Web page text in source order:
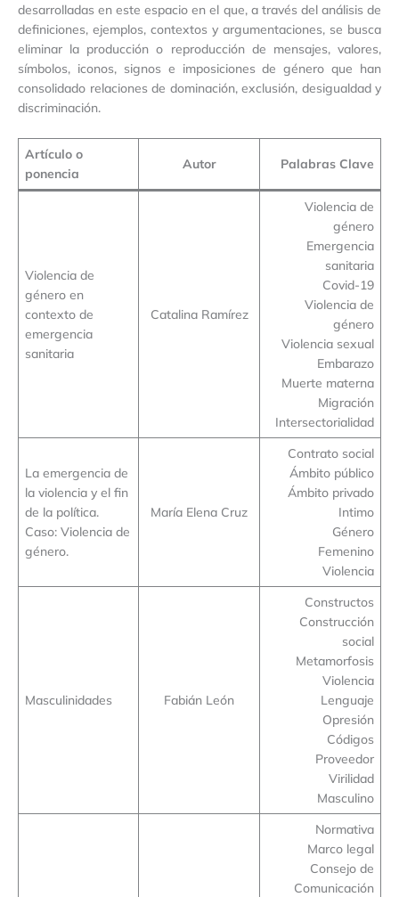
desarrolladas en este espacio en el que, a través del análisis de
definiciones, ejemplos, contextos y argumentaciones, se busca
eliminar la producción o reproducción de mensajes, valores,
símbolos, iconos, signos e imposiciones de género que han
consolidado relaciones de dominación, exclusión, desigualdad y
discriminación.
Artículo o
ponencia
Autor Palabras Clave
Violencia de
género en
contexto de
emergencia
sanitaria
Catalina Ramírez
Violencia de
género
Emergencia
sanitaria
Covid-19
Violencia de
género
Violencia sexual
Embarazo
Muerte materna
Migración
Intersectorialidad
La emergencia de
la violencia y el fin
de la política.
Caso: Violencia de
género.
María Elena Cruz
Contrato social
Ámbito público
Ámbito privado
Intimo
Género
Femenino
Violencia
Masculinidades Fabián León
Constructos
Construcción
social
Metamorfosis
Violencia
Lenguaje
Opresión
Códigos
Proveedor
Virilidad
Masculino
Normativa
Marco legal
Consejo de
Comunicación